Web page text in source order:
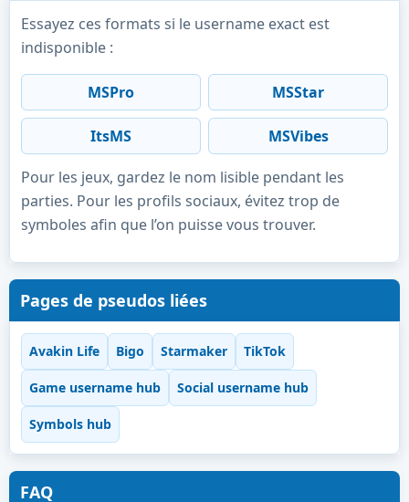
Essayez ces formats si le username exact est
indisponible :
MSPro MSStar
ItsMS MSVibes
Pour les jeux, gardez le nom lisible pendant les
parties. Pour les profils sociaux, évitez trop de
symboles afin que l’on puisse vous trouver.
Pages de pseudos liées
Avakin Life Bigo Starmaker TikTok
Game username hub Social username hub
Symbols hub
FAQ